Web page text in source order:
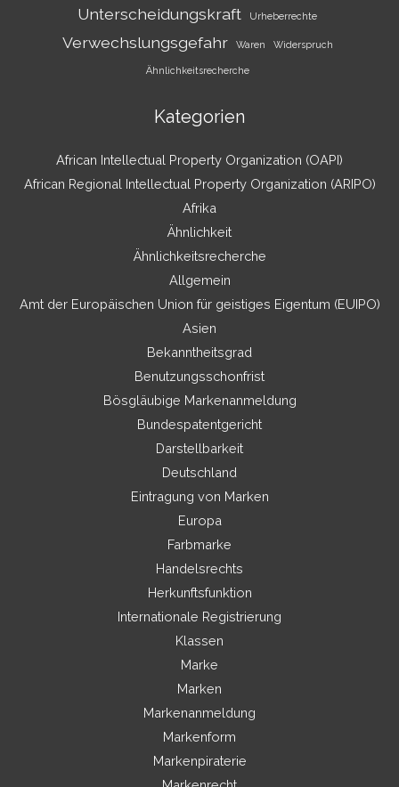
Unterscheidungskraft Urheberrechte
Verwechslungsgefahr Waren Widerspruch
Ähnlichkeitsrecherche
Kategorien
African Intellectual Property Organization (OAPI)
African Regional Intellectual Property Organization (ARIPO)
Afrika
Ähnlichkeit
Ähnlichkeitsrecherche
Allgemein
Amt der Europäischen Union für geistiges Eigentum (EUIPO)
Asien
Bekanntheitsgrad
Benutzungsschonfrist
Bösgläubige Markenanmeldung
Bundespatentgericht
Darstellbarkeit
Deutschland
Eintragung von Marken
Europa
Farbmarke
Handelsrechts
Herkunftsfunktion
Internationale Registrierung
Klassen
Marke
Marken
Markenanmeldung
Markenform
Markenpiraterie